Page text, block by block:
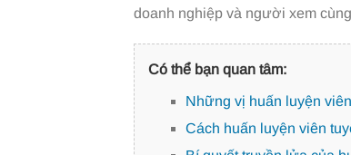
doanh nghiệp và người xem
Có thể bạn quan tâm:
Những vị huấn luyện
Cách huấn luyện viên